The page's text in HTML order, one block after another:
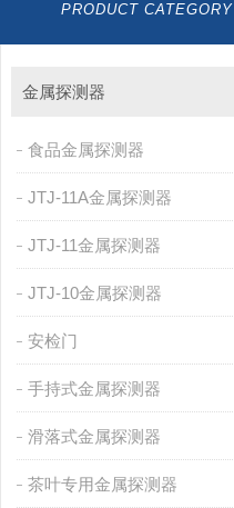
PRODUCT CATEGORY
金属探测器
食品金属探测器
JTJ-11A金属探测器
JTJ-11金属探测器
JTJ-10金属探测器
安检门
手持式金属探测器
滑落式金属探测器
茶叶专用金属探测器